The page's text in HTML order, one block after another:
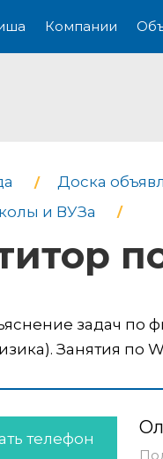
Компании
Доска
и ВУЗа
задач по
Занятия по
телефон